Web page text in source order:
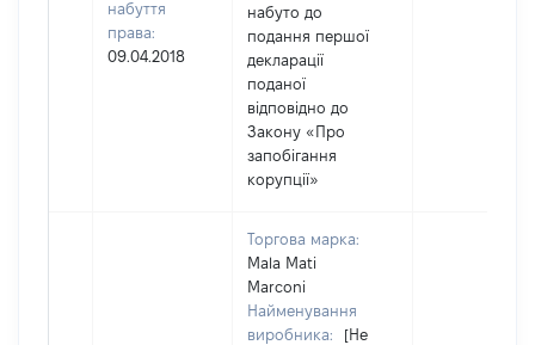
набуття
права:
09.04.2018
набуто до
подання першої
декларації
поданої
відповідно до
Закону «Про
запобігання
корупції»
Торгова марка:
Mala Mati
Marconi
Найменування
виробника:
[Не